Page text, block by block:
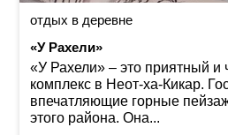
отдых в деревне
«У Рахели»
«У Рахели» ‒ это приятный и
комплекс в Неот-ха-Кикар.
впечатляющие горные
этого района. Она...